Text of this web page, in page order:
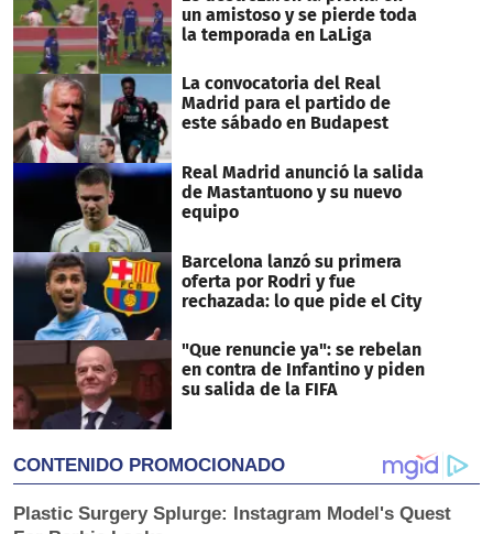
seconds
un amistoso y se pierde toda
la temporada en LaLiga
La convocatoria del Real
Madrid para el partido de
este sábado en Budapest
Real Madrid anunció la salida
de Mastantuono y su nuevo
equipo
Barcelona lanzó su primera
oferta por Rodri y fue
rechazada: lo que pide el City
"Que renuncie ya": se rebelan
en contra de Infantino y piden
su salida de la FIFA